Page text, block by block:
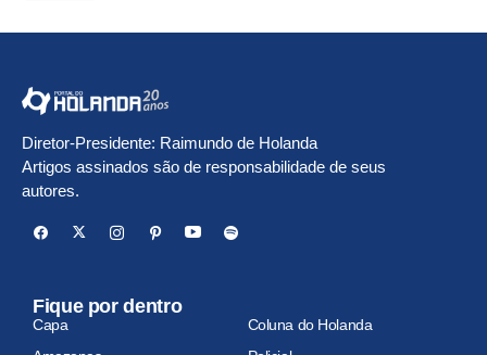
Diretor-Presidente: Raimundo de Holanda
Artigos assinados são de responsabilidade de seus
autores.
Fique por dentro
Capa
Coluna do Holanda